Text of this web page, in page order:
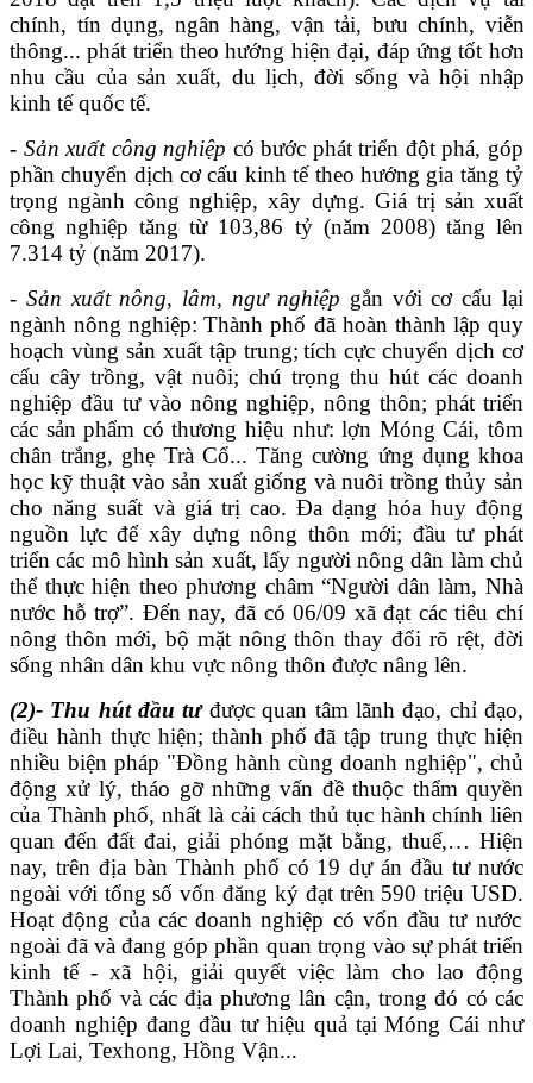
chính, tín dụng, ngân hàng, vận tải, bưu chính, viễn
thông... phát triển theo hướng hiện đại, đáp ứng tốt hơn
nhu cầu của sản xuất, du lịch, đời sống và hội nhập
kinh tế quốc tế.
- Sản xuất công nghiệp có bước phát triển đột phá, góp
phần chuyển dịch cơ cấu kinh tế theo hướng gia tăng tỷ
trọng ngành công nghiệp, xây dựng. Giá trị sản xuất
công nghiệp tăng từ 103,86 tỷ (năm 2008) tăng lên
7.314 tỷ (năm 2017).
- Sản xuất nông, lâm, ngư nghiệp gắn với cơ cấu lại
ngành nông nghiệp: Thành phố đã hoàn thành lập quy
hoạch vùng sản xuất tập trung; tích cực chuyển dịch cơ
cấu cây trồng, vật nuôi; chú trọng thu hút các doanh
nghiệp đầu tư vào nông nghiệp, nông thôn; phát triển
các sản phẩm có thương hiệu như:lợn Móng Cái,tôm
chân trắng, ghẹ Trà Cổ...Tăng cường ứng dụng khoa
học kỹ thuật vào sản xuất giống và nuôi trồng thủy sản
cho năng suất và giá trị cao.Đa dạng hóa huy động
nguồn lực để xây dựng nông thôn mới; đầu tư phát
triển các mô hình sản xuất, lấy người nông dân làm chủ
thể thực hiện theo phương châm “Người dân làm, Nhà
nước hỗ trợ”. Đến nay, đã có 06/09 xãđạt các tiêu chí
nông thôn mới, bộ mặt nông thôn thay đổi rõ rệt, đời
sống nhân dân khu vực nông thôn được nâng lên.
(2)- Thu hút đầu tưđược quan tâm lãnh đạo, chỉ đạo,
điều hành thực hiện; thành phố đãtập trung thực hiện
nhiều biện pháp "Đồng hành cùng doanh nghiệp", chủ
động xử lý, tháo gỡ những vấn đề thuộc thẩm quyền
của Thành phố, nhất là cải cách thủ tục hành chính liên
quan đến đất đai, giải phóng mặt bằng, thuế,… Hiện
nay, trên địa bàn Thành phố có 19 dự án đầu tư nước
ngoài với tổng số vốn đăng ký đạt trên 590 triệu USD.
Hoạt động của các doanh nghiệp có vốn đầu tư nước
ngoài đã và đang góp phần quan trọng vào sự phát triển
kinh tế - xã hội, giải quyết việc làm cho lao động
Thành phố và các địa phương lân cận, trong đó có các
doanh nghiệp đang đầu tư hiệu quả tại Móng Cái như
Lợi Lai, Texhong, Hồng Vận...